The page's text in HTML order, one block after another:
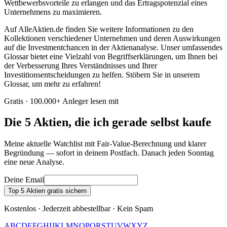
Wettbewerbsvorteile zu erlangen und das Ertragspotenzial eines
Unternehmens zu maximieren.
Auf AlleAktien.de finden Sie weitere Informationen zu den
Kollektionen verschiedener Unternehmen und deren Auswirkungen
auf die Investmentchancen in der Aktienanalyse. Unser umfassendes
Glossar bietet eine Vielzahl von Begriffserklärungen, um Ihnen bei
der Verbesserung Ihres Verständnisses und Ihrer
Investitionsentscheidungen zu helfen. Stöbern Sie in unserem
Glossar, um mehr zu erfahren!
Gratis · 100.000+ Anleger lesen mit
Die 5 Aktien, die ich gerade selbst kaufe
Meine aktuelle Watchlist mit Fair-Value-Berechnung und klarer
Begründung — sofort in deinem Postfach. Danach jeden Sonntag
eine neue Analyse.
Deine Email
Top 5 Aktien gratis sichern
Kostenlos · Jederzeit abbestellbar · Kein Spam